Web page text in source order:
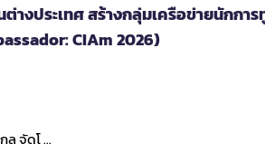
างประเทศ สร้างกลุ่มเครือข่ายนักกา
CIAm 2026)
ล จัดโ …